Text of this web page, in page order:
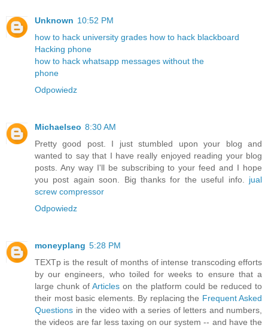
Unknown 10:52 PM
how to hack university grades how to hack blackboard
Hacking phone
how to hack whatsapp messages without the
phone
Odpowiedz
Michaelseo 8:30 AM
Pretty good post. I just stumbled upon your blog and
wanted to say that I have really enjoyed reading your blog
posts. Any way I'll be subscribing to your feed and I hope
you post again soon. Big thanks for the useful info. jual
screw compressor
Odpowiedz
moneyplang 5:28 PM
TEXTp is the result of months of intense transcoding efforts
by our engineers, who toiled for weeks to ensure that a
large chunk ofArticles on the platform could be reduced to
their most basic elements. By replacing the Frequent Asked
Questions in the video with a series of letters and numbers,
the videos are far less taxing on our system -- and have the